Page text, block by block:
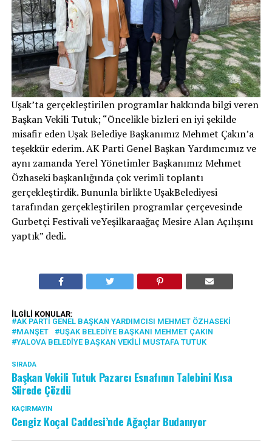
Uşak’ta gerçekleştirilen programlar hakkında bilgi veren
Başkan Vekili Tutuk; “Öncelikle bizleri en iyi şekilde
misafir eden Uşak Belediye Başkanımız Mehmet Çakın’a
teşekkür ederim. AK Parti Genel Başkan Yardımcımız ve
aynı zamanda Yerel Yönetimler Başkanımız Mehmet
Özhaseki başkanlığında çok verimli toplantı
gerçekleştirdik. Bununla birlikte UşakBelediyesi
tarafından gerçekleştirilen programlar çerçevesinde
Gurbetçi Festivali veYeşilkaraağaç Mesire Alan Açılışını
yaptık” dedi.
İLGILI KONULAR:
AK PARTI GENEL BAŞKAN YARDIMCISI MEHMET ÖZHASEKI
MANŞET
UŞAK BELEDIYE BAŞKANI MEHMET ÇAKIN
YALOVA BELEDIYE BAŞKAN VEKILI MUSTAFA TUTUK
SIRADA
Başkan Vekili Tutuk Pazarcı Esnafının Talebini Kısa
Sürede Çözdü
KAÇIRMAYIN
Cengiz Koçal Caddesi’nde Ağaçlar Budanıyor